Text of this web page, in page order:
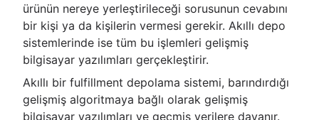
ürünün nereye yerleştirileceği sorusunun cevabını
bir kişi ya da kişilerin vermesi gerekir. Akıllı depo
sistemlerinde ise tüm bu işlemleri gelişmiş
bilgisayar yazılımları gerçekleştirir.
Akıllı bir fulfillment depolama sistemi, barındırdığı
gelişmiş algoritmaya bağlı olarak gelişmiş
bilgisayar yazılımları ve geçmiş verilere dayanır.